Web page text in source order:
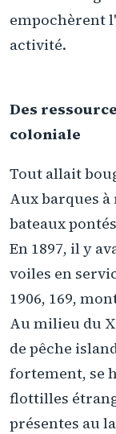
empochèrent
activité.
Des
coloniale
Tout allait
Aux barques
bateaux
En 1897, il y
voiles en
1906, 169,
Au milieu du
de pêche
fortement, se
flottilles
présentes au